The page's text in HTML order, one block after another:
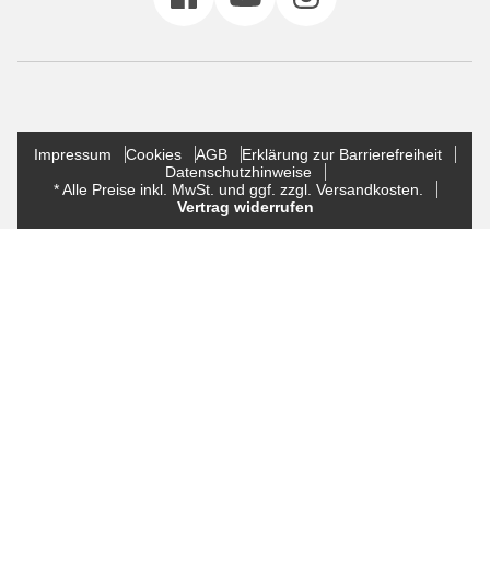
Impressum Cookies AGB
Erklärung zur Barrierefreiheit
Datenschutzhinweise
* Alle Preise inkl. MwSt. und ggf. zzgl. Versandkosten.
Vertrag widerrufen